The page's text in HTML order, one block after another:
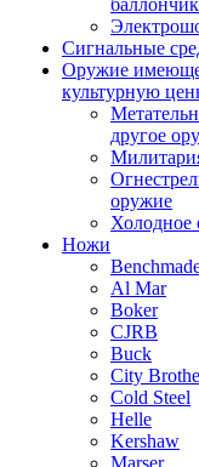
Сигнальные
Оружие
культурную
другое
оружие
Холодное
Ножи
Al Mar
Boker
CJRB
Buck
City
Cold Steel
Helle
Kershaw
Marser